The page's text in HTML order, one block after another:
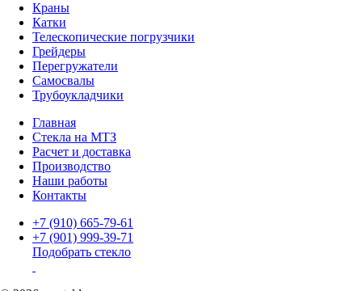
Краны
Катки
Телескопические погрузчики
Грейдеры
Перегружатели
Самосвалы
Трубоукладчики
Главная
Стекла на МТЗ
Расчет и доставка
Производство
Наши работы
Контакты
+7 (910) 665-79-61
+7 (901) 999-39-71
Подобрать стекло